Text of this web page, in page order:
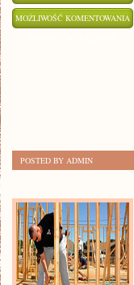
MOŻLIWOŚĆ KOMENTOWANIA
POSTED BY ADMIN